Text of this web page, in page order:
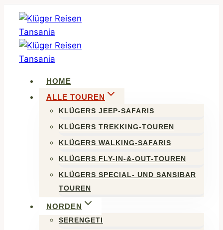
Zum
springen
HOME
ALLE TOUREN
KLÜGERS JEEP-SAFARIS
KLÜGERS TREKKING-TOUREN
KLÜGERS WALKING-SAFARIS
KLÜGERS FLY-IN-&-OUT-TOUREN
KLÜGERS SPECIAL- UND SANSIBAR
TOUREN
NORDEN
SERENGETI